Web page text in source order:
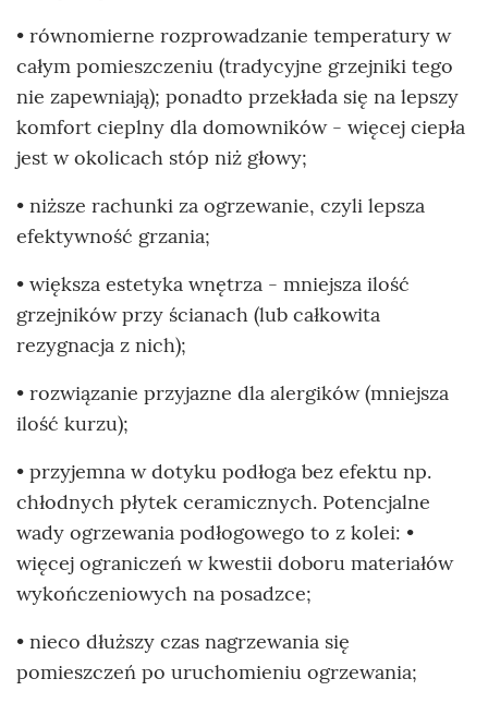
• równomierne rozprowadzanie temperatury w
całym pomieszczeniu (tradycyjne grzejniki tego
nie zapewniają); ponadto przekłada się na lepszy
komfort cieplny dla domowników - więcej ciepła
jest w okolicach stóp niż głowy;
• niższe rachunki za ogrzewanie, czyli lepsza
efektywność grzania;
• większa estetyka wnętrza - mniejsza ilość
grzejników przy ścianach (lub całkowita
rezygnacja z nich);
• rozwiązanie przyjazne dla alergików (mniejsza
ilość kurzu);
• przyjemna w dotyku podłoga bez efektu np.
chłodnych płytek ceramicznych. Potencjalne
wady ogrzewania podłogowego to z kolei: •
więcej ograniczeń w kwestii doboru materiałów
wykończeniowych na posadzce;
• nieco dłuższy czas nagrzewania się
pomieszczeń po uruchomieniu ogrzewania;